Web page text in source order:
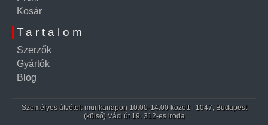
Kosár
Tartalom
Szerzők
Gyártók
Blog
Személyes átvétel: munkanapon 10:00-14:00 között · 1047, Budapest
(külső) Váci út 19. 312-es iroda